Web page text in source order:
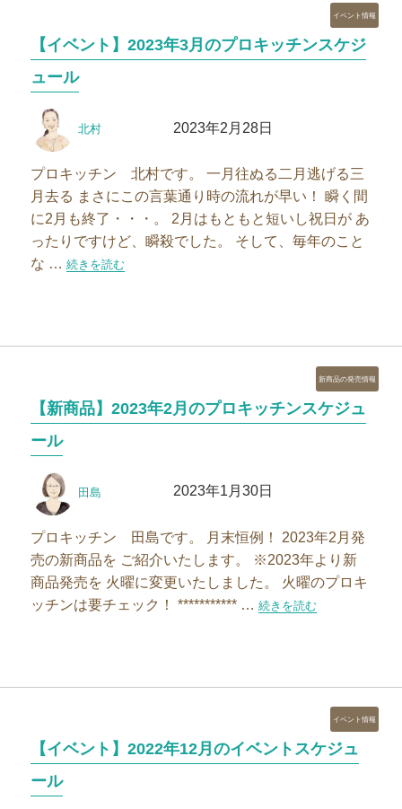
【イベント】2023年3月のプロキッチンスケジ
ュール
稿
北村 2023年2月28日
カ
テ
ゴ
イベント情報
プロキッチン 北村です。 一月往ぬる二月逃げる三
月去る まさにこの言葉通り時の流れが早い！ 瞬く間
に2月も終了・・・。 2月はもともと短いし祝日が あ
ったりですけど、瞬殺でした。 そして、毎年のこと
な …“【イベント】2023年3月のプロキッチンスケジュール”の
続きを読む
【新商品】2023年2月のプロキッチンスケジュ
ール
稿
田島 2023年1月30日
カ
テ
ゴ
新商品の発売情報
プロキッチン 田島です。 月末恒例！ 2023年2月発
売の新商品を ご紹介いたします。 ※2023年より新
商品発売を 火曜に変更いたしました。 火曜のプロキ
ッチンは要チェック！ *********** …“【新商品】2023年2月の
続きを読む
【イベント】2022年12月のイベントスケジュ
ール
カ
テ
ゴ
イベント情報